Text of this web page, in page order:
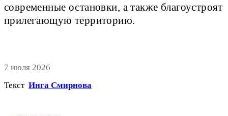
современные остановки, а также благоустроят
прилегающую территорию.
7 июля 2026
Текст Инга Смирнова